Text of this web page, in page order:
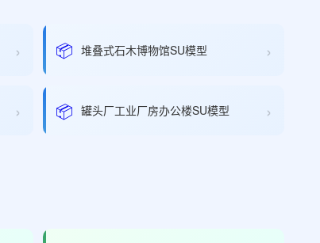
› 📦 堆叠式石木博物馆SU模型 ›
› 📦 罐头厂工业厂房办公楼SU模型 ›